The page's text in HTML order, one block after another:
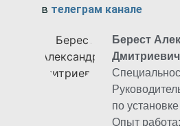
в телеграм канале
Берест
Дмитриевич
по
Опыт